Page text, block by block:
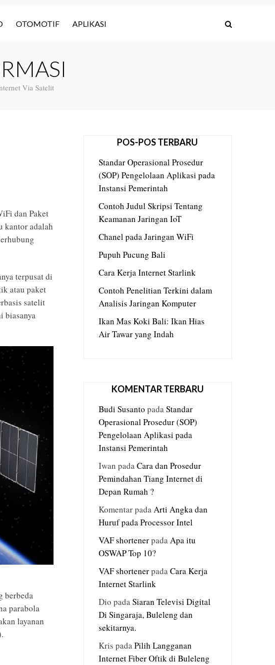
OTOMOTIF APLIKASI
Via Satelit
dan Paket
kantor adalah
terpusat di
atau paket
satelit
biasanya
berbeda
parabola
layanan
POS-POS TERBARU
Standar Operasional Prosedur
(SOP) Pengelolaan Aplikasi pada
Instansi Pemerintah
Contoh Judul Skripsi Tentang
Keamanan Jaringan IoT
Chanel pada Jaringan WiFi
Pupuh Pucung Bali
Cara Kerja Internet Starlink
Contoh Penelitian Terkini dalam
Analisis Jaringan Komputer
Ikan Mas Koki Bali: Ikan Hias
Air Tawar yang Indah
KOMENTAR TERBARU
Budi Susanto padaStandar
Operasional Prosedur (SOP)
Pengelolaan Aplikasi pada
Instansi Pemerintah
Iwan padaCara dan Prosedur
Pemindahan Tiang Internet di
Depan Rumah ?
KomentarpadaArti Angka dan
Huruf pada Processor Intel
VAF shortenerpadaApa itu
OSWAP Top 10?
VAF shortenerpadaCara Kerja
Internet Starlink
Dio padaSiaran Televisi Digital
Di Singaraja, Buleleng dan
sekitarnya.
Kris padaPilih Langganan
Internet Fiber Oftik di Buleleng